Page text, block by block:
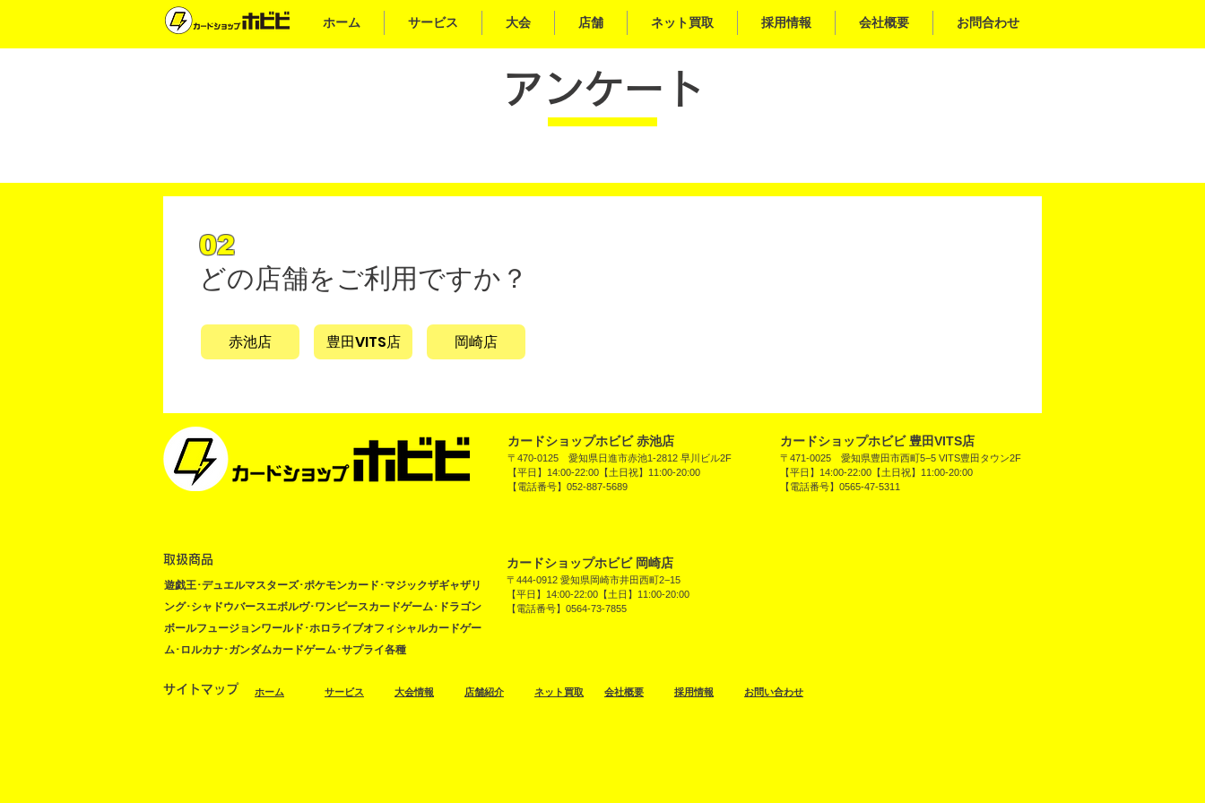
ホーム サービス 大会 店舗 ネット買取 採用情報 会社概要 お問合わせ
アンケート
02
どの店舗をご利用ですか？
赤池店 豊田VITS店 岡崎店
カードショップホビビ 赤池店
〒470-0125 愛知県日進市赤池1-2812 早川ビル2F
【平日】14:00-22:00【土日祝】11:00-20:00
【電話番号】052-887-5689
カードショップホビビ 豊田VITS店
〒471-0025 愛知県豊田市西町5−5 VITS豊田タウン2F
【平日】14:00-22:00【土日祝】11:00-20:00
【電話番号】0565-47-5311
取扱商品
遊戯王･デュエルマスターズ･ポケモンカード･マジックザギャザリ
ング​･シャドウバースエボルヴ･ワンピースカードゲーム･ドラゴン
ボールフュージョンワールド･ホロライブオフィシャルカードゲー
ム･ロルカナ･ガンダムカードゲーム･サプライ各種
カードショップホビビ 岡崎店
〒444-0912 愛知県岡崎市井田西町2−15
【平日】14:00-22:00【土日】11:00-20:00
【電話番号】0564-73-7855
サイトマップ ​ホーム サービス 大会情報 店舗紹介 ネット買取 ​会社概要 採用情報 お問い合わせ